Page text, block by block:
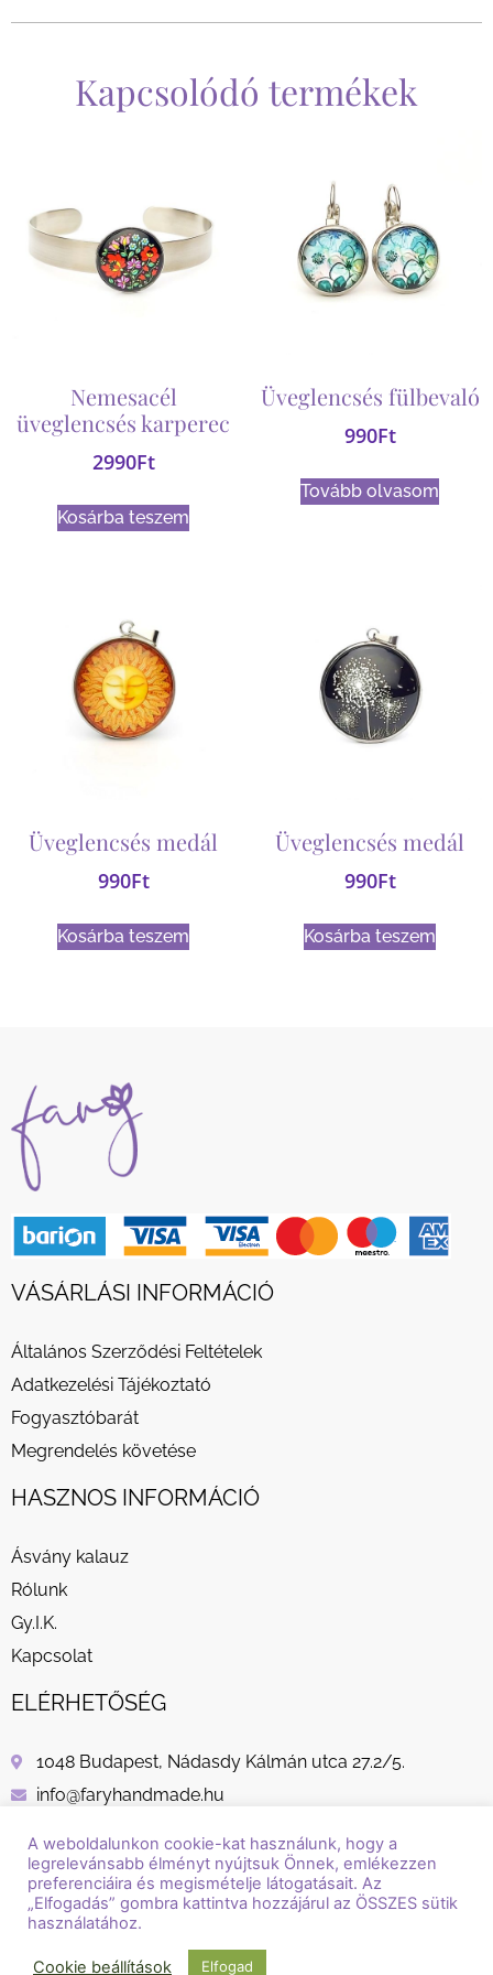
Kapcsolódó termékek
Nemesacél
üveglencsés karperec
2990Ft
Kosárba teszem
Üveglencsés fülbevaló
990Ft
Tovább olvasom
Üveglencsés medál
990Ft
Kosárba teszem
Üveglencsés medál
990Ft
Kosárba teszem
VÁSÁRLÁSI INFORMÁCIÓ
Általános Szerződési Feltételek
Adatkezelési Tájékoztató
Fogyasztóbarát
Megrendelés követése
HASZNOS INFORMÁCIÓ
Ásvány kalauz
Rólunk
Gy.I.K.
Kapcsolat
ELÉRHETŐSÉG
1048 Budapest, Nádasdy Kálmán utca 27.2/5.
info@faryhandmade.hu
A weboldalunkon cookie-kat használunk, hogy a
legrelevánsabb élményt nyújtsuk Önnek, emlékezzen
preferenciáira és megismételje látogatásait. Az
„Elfogadás” gombra kattintva hozzájárul az ÖSSZES sütik
használatához.
Cookie beállítások Elfogad